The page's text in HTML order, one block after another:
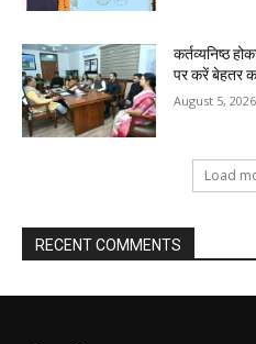
कर्तव्यनिष्ठ
पर करें बेहतर
August 5, 2026
Load
RECENT COMMENTS